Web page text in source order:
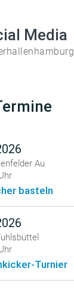
Media
Au
basteln
Turnier